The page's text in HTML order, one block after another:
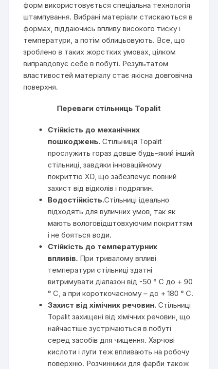
форм використовується спеціальна технологія
штампування. Вибрані матеріали стискаються в
формах, піддаючись впливу високого тиску і
температури, а потім облицьовують. Все, що
зроблено в таких жорстких умовах, цілком
виправдовує себе в побуті. Результатом
властивостей матеріалу стає якісна довговічна
поверхня.
Переваги стільниць Topalit
Стійкість до механічних
пошкоджень.Стільниця Topalit
прослужить гораз довше будь-який інший
стільниці, завдяки інноваційному
покриттю XD, що забезпечує повний
захист від відколів і подряпин.
Водостійкість.Стільниці ідеально
підходять для вуличних умов, так як
мають вологовідштовхуючим покриттям
і не бояться води.
Стійкість до температурних
впливів. При тривалому впливі
температури стільниці здатні
витримувати діапазон від -50 ° С до + 90
° С, а при короткочасному – до + 180 ° С.
Захист від хімічних речовин.Стільниці
Topalit захищені від хімічних речовин, що
найчастіше зустрічаються в побуті
серед засобів для чищення. Харчові
кислоти і луги теж впливають на робочу
поверхню. Розчинники для фарби також